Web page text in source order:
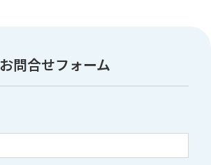
お問合せフォーム